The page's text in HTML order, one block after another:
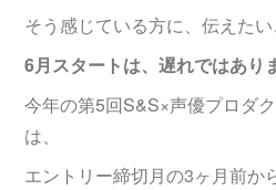
そう感じている方に、伝えたい
6月スタートは、遅れではあり
今年の第5回S&S×声優プロダ
は、
エントリー締切月の3ヶ月前か